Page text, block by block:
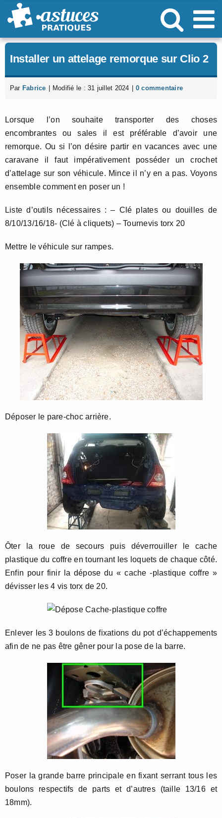
Passer
au
Installer un attelage remorque sur Clio 2
Par Fabrice Modifié le : 31 juillet 2024 0 commentaire
Lorsque l’on souhaite transporter des choses
encombrantes ou sales il est préférable d’avoir une
remorque. Ou si l’on désire partir en vacances avec une
caravane il faut impérativement posséder un crochet
d’attelage sur son véhicule. Mince il n’y en a pas. Voyons
ensemble comment en poser un !
Liste d’outils nécessaires : – Clé plates ou douilles de
8/10/13/16/18- (Clé à cliquets) – Tournevis torx 20
Mettre le véhicule sur rampes.
Déposer le pare-choc arrière.
Ôter la roue de secours puis déverrouiller le cache
plastique du coffre en tournant les loquets de chaque côté.
Enfin pour finir la dépose du « cache -plastique coffre »
dévisser les 4 vis torx de 20.
Enlever les 3 boulons de fixations du pot d’échappements
afin de ne pas être gêner pour la pose de la barre.
Poser la grande barre principale en fixant serrant tous les
boulons respectifs de parts et d’autres (taille 13/16 et
18mm).